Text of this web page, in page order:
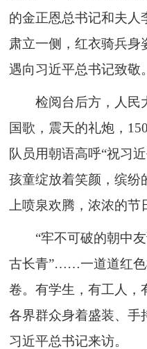
的金正恩总书记和夫人
肃立一侧，红衣骑兵身
遇向习近平总书记致敬。
检阅台后方，人民
国歌，震天的礼炮，
队员用朝语高呼“祝习
孩童绽放着笑颜，缤纷
上喷泉欢腾，浓浓的节
“牢不可破的朝中
古长青”……一道道红色
卷。有学生，有工人
各界群众身着盛装、手
习近平总书记来访。